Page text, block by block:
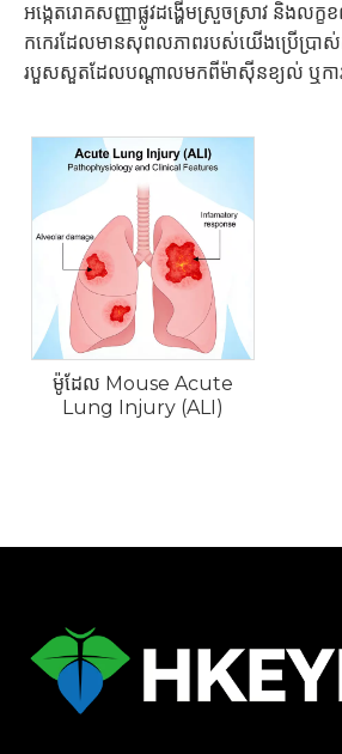
អង្កេតរោគសញ្ញាផ្លូវដង្ហើមស្រួចស្រាវ និងលក្ខ
កកេរដែលមានសុពលភាពរបស់យើងប្រើប្រា
របួសសួតដែលបណ្ដាលមកពីម៉ាស៊ីនខ្យល់ ឬការ
ម៉ូដែល Mouse Acute
Lung Injury (ALI)